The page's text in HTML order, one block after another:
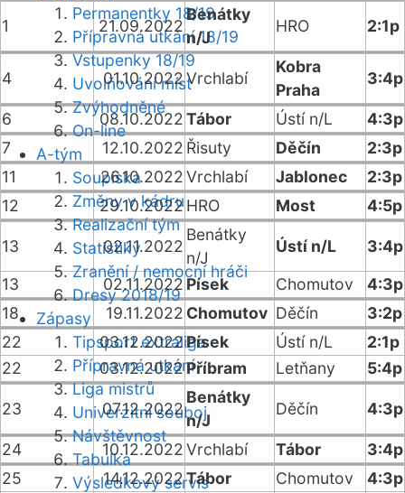
Permanentky 18/19
Přípravná utkání 18/19
Vstupenky 18/19
Uvolňování míst
Zvýhodněné
On-line
A-tým
Soupiska
Změny v kádru
Realizační tým
Statistiky
Zranění / nemocní hráči
Dresy 2018/19
Zápasy
Tipsport extraliga
Přípravná utkání
Liga mistrů
Univerzitní souboj
Návštěvnost
Tabulka
Výsledkový servis
1 21.09.2022
Benátky
n/J
HRO 2:1p
4 01.10.2022Vrchlabí
Kobra
Praha
3:4p
6 08.10.2022Tábor Ústí n/L
4:3p
7
12.10.2022 Řisuty Děčín
2:3p
11
26.10.2022Vrchlabí Jablonec
2:3p
12
29.10.2022HRO Most 4:5p
13 02.11.2022
Benátky
n/J
Ústí n/L
3:4p
13
02.11.2022 Písek Chomutov
4:3p
18
19.11.2022 Chomutov Děčín
3:2p
22
03.12.2022 Písek Ústí n/L
2:1p
22
03.12.2022Příbram Letňany 5:4p
23 07.12.2022
Benátky
n/J
Děčín 4:3p
24 10.12.2022Vrchlabí Tábor
3:4p
25
14.12.2022Tábor Chomutov
4:3p